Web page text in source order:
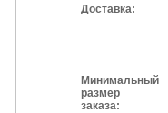
Доставка:
Минимальный
размер
заказа: